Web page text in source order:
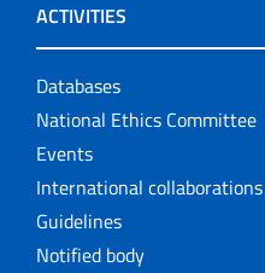
ACTIVITIES
Databases
National Ethics Committee
Events
International collaborations
Guidelines
Notified body